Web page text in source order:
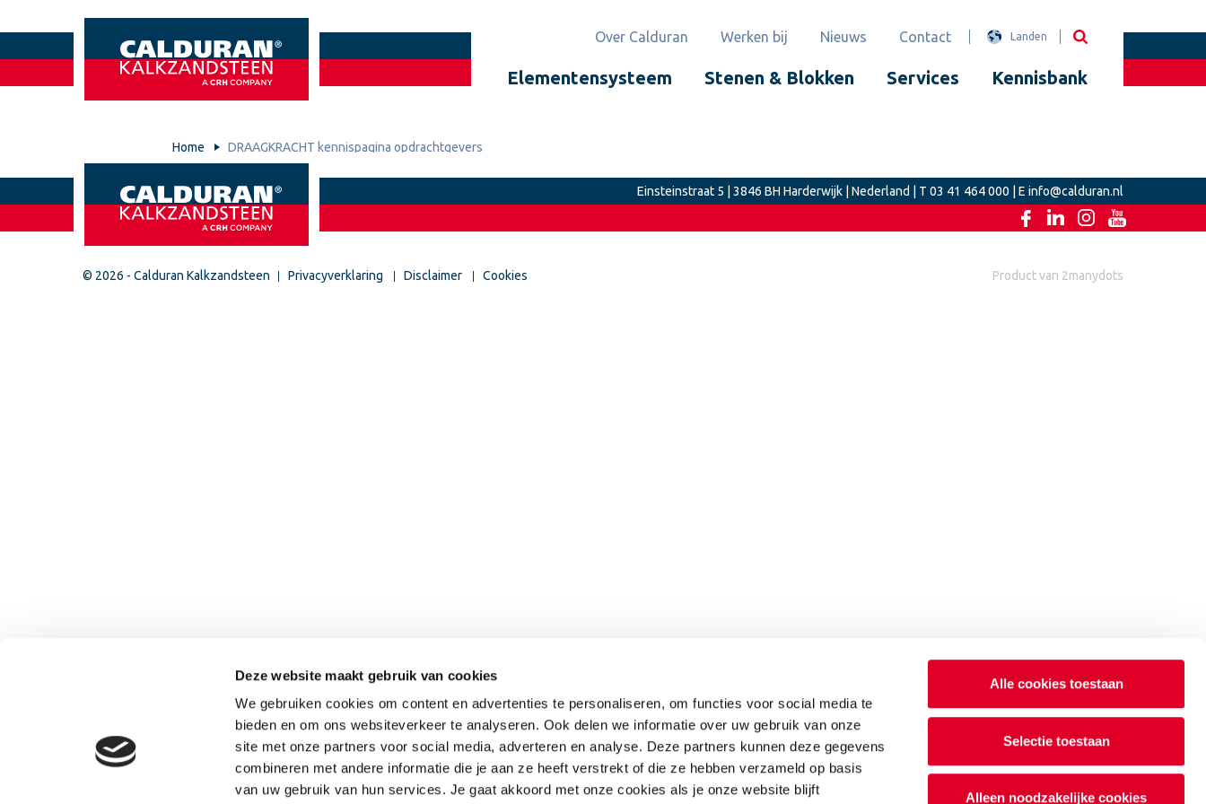
Deze website maakt gebruik van cookies
We gebruiken cookies om content en advertenties te personaliseren, om functies voor social media te
bieden en om ons websiteverkeer te analyseren. Ook delen we informatie over uw gebruik van onze
site met onze partners voor social media, adverteren en analyse. Deze partners kunnen deze gegevens
combineren met andere informatie die je aan ze heeft verstrekt of die ze hebben verzameld op basis
van uw gebruik van hun services. Je gaat akkoord met onze cookies als je onze website blijft
Alle cookies toestaan
Selectie toestaan
Alleen noodzakelijke cookies
Over Calduran Werken bij Nieuws Contact Landen
Elementensysteem Stenen & Blokken Services Kennisbank
Home DRAAGKRACHT kennispagina opdrachtgevers
Einsteinstraat 5 | 3846 BH Harderwijk | Nederland | T 03 41 464 000 | E info@calduran.nl
© 2026 - Calduran Kalkzandsteen Privacyverklaring Disclaimer Cookies Product van 2manydots